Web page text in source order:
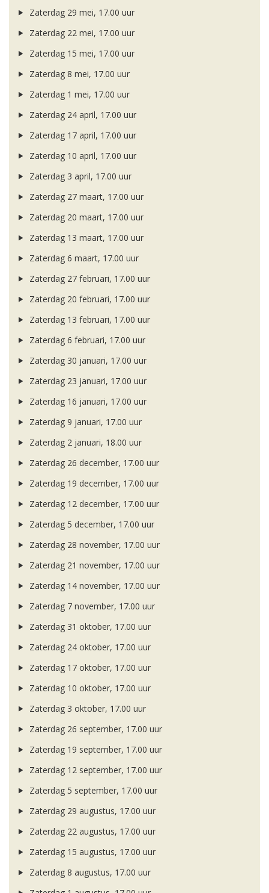
Zaterdag 29 mei, 17.00 uur
Zaterdag 22 mei, 17.00 uur
Zaterdag 15 mei, 17.00 uur
Zaterdag 8 mei, 17.00 uur
Zaterdag 1 mei, 17.00 uur
Zaterdag 24 april, 17.00 uur
Zaterdag 17 april, 17.00 uur
Zaterdag 10 april, 17.00 uur
Zaterdag 3 april, 17.00 uur
Zaterdag 27 maart, 17.00 uur
Zaterdag 20 maart, 17.00 uur
Zaterdag 13 maart, 17.00 uur
Zaterdag 6 maart, 17.00 uur
Zaterdag 27 februari, 17.00 uur
Zaterdag 20 februari, 17.00 uur
Zaterdag 13 februari, 17.00 uur
Zaterdag 6 februari, 17.00 uur
Zaterdag 30 januari, 17.00 uur
Zaterdag 23 januari, 17.00 uur
Zaterdag 16 januari, 17.00 uur
Zaterdag 9 januari, 17.00 uur
Zaterdag 2 januari, 18.00 uur
Zaterdag 26 december, 17.00 uur
Zaterdag 19 december, 17.00 uur
Zaterdag 12 december, 17.00 uur
Zaterdag 5 december, 17.00 uur
Zaterdag 28 november, 17.00 uur
Zaterdag 21 november, 17.00 uur
Zaterdag 14 november, 17.00 uur
Zaterdag 7 november, 17.00 uur
Zaterdag 31 oktober, 17.00 uur
Zaterdag 24 oktober, 17.00 uur
Zaterdag 17 oktober, 17.00 uur
Zaterdag 10 oktober, 17.00 uur
Zaterdag 3 oktober, 17.00 uur
Zaterdag 26 september, 17.00 uur
Zaterdag 19 september, 17.00 uur
Zaterdag 12 september, 17.00 uur
Zaterdag 5 september, 17.00 uur
Zaterdag 29 augustus, 17.00 uur
Zaterdag 22 augustus, 17.00 uur
Zaterdag 15 augustus, 17.00 uur
Zaterdag 8 augustus, 17.00 uur